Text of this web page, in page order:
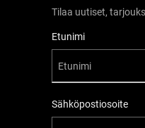
Tilaa uutiset,
User Details
Etunimi
Sähköpostiosoite